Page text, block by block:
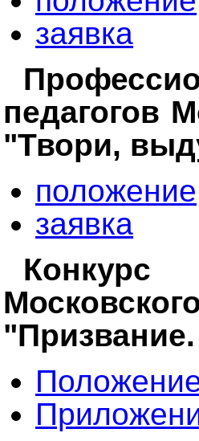
заявка
педагогов
"Твори,
положение
заявка